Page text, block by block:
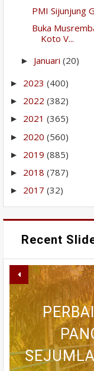
PMI Sijunjung
Buka
Koto V...
► Januari (20)
► 2023 (400)
► 2022 (382)
► 2021 (365)
► 2020 (560)
► 2019 (885)
► 2018 (787)
► 2017 (32)
Recent
AICCON
BWSS
RABU
WAKO